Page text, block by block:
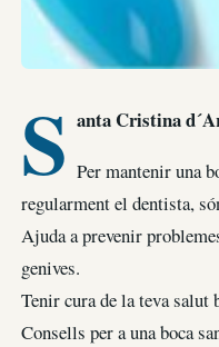
S anta Cristina
Per mantenir una
regularment el dentista,
Ajuda a prevenir
genives.
Tenir cura de la teva salut
Consells per a una boca